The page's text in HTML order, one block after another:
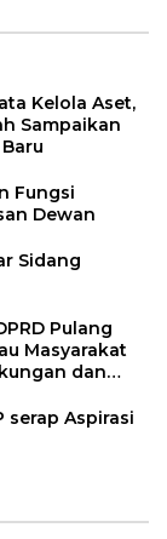
Kelola Aset,
Sampaikan
Fungsi
Dewan
Sidang
Pulang
Masyarakat
dan
serap Aspirasi